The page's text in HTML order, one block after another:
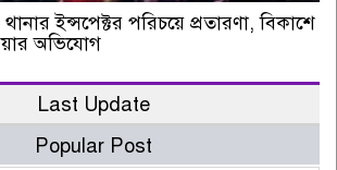
ইন্সপেক্টর পরিচয়ে প্রতারণা, বিকাশে
অভিযোগ
Last Update
Popular Post